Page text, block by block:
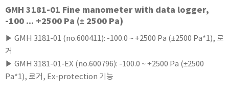
KETT
Martens (GHM Group)
MEIJI TECHNO
GMH 3181-01 Fine manometer with data logger,
-100 ... +2500 Pa (± 2500 Pa)
▶ GMH 3181-01 (no.600411): -100.0 ~ +2500 Pa (±2500 Pa*1), 로
거
▶ GMH 3181-01-EX (no.600796): -100.0 ~ +2500 Pa (±2500
Pa*1), 로거, Ex-protection 기능